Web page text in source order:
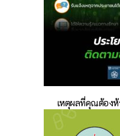
เหตุผลที่คุณต้องห้